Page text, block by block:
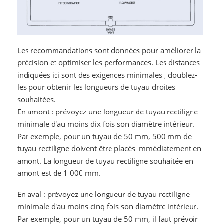
Les recommandations sont données pour améliorer la
précision et optimiser les performances. Les distances
indiquées ici sont des exigences minimales ; doublez-
les pour obtenir les longueurs de tuyau droites
souhaitées.
En amont : prévoyez une longueur de tuyau rectiligne
minimale d'au moins dix fois son diamètre intérieur.
Par exemple, pour un tuyau de 50 mm, 500 mm de
tuyau rectiligne doivent être placés immédiatement en
amont. La longueur de tuyau rectiligne souhaitée en
amont est de 1 000 mm.
En aval : prévoyez une longueur de tuyau rectiligne
minimale d'au moins cinq fois son diamètre intérieur.
Par exemple, pour un tuyau de 50 mm, il faut prévoir